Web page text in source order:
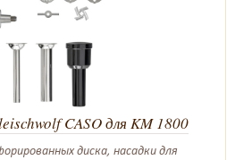
CASO для KM 1800
диска, насадки для